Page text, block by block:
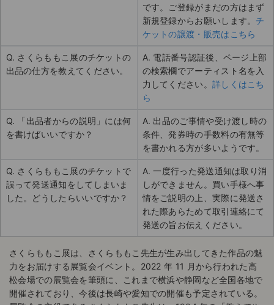
です。ご登録がまだの方はまず
新規登録からお願いします。 チ
ケットの譲渡・販売はこちら
Q. さくらももこ展のチケットの
出品の仕方を教えてください。
A. 電話番号認証後、ページ上部
の検索欄でアーティスト名を入
力してください。 詳しくはこち
ら
Q. 「出品者からの説明」には何
を書けばいいですか？
A. 出品のご事情や受け渡し時の
条件、発券時の手数料の有無等
を書かれる方が多いようです。
Q. さくらももこ展のチケットで
誤って発送通知をしてしまいま
した。どうしたらいいですか？
A. 一度行った発送通知は取り消
しができません。買い手様へ事
情をご説明の上、実際に発送さ
れた際あらためて取引連絡にて
発送の旨お伝えください。
さくらももこ展は、さくらももこ先生が生み出してきた作品の魅
力をお届けする展覧会イベント。2022 年 11 月から行われた高
松会場での展覧会を筆頭に、これまで横浜や静岡など全国各地で
開催されており、今後は⾧崎や愛知での開催も予定されている。